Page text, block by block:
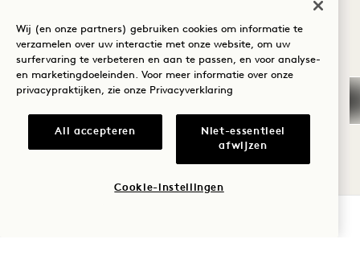
DE MUZIEKSCENE VAN
KAUAʻI
Per nacht
BAY?
Wellness
Golf
Romantiek
gezin
Wij (en onze partners) gebruiken cookies om informatie te
verzamelen over uw interactie met onze website, om uw
surfervaring te verbeteren en aan te passen, en voor analyse-
en marketingdoeleinden. Voor meer informatie over onze
privacypraktijken, zie onze Privacyverklaring
All accepteren
Niet-essentieel
afwijzen
Cookie-instellingen